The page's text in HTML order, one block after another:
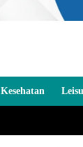
Kesehatan